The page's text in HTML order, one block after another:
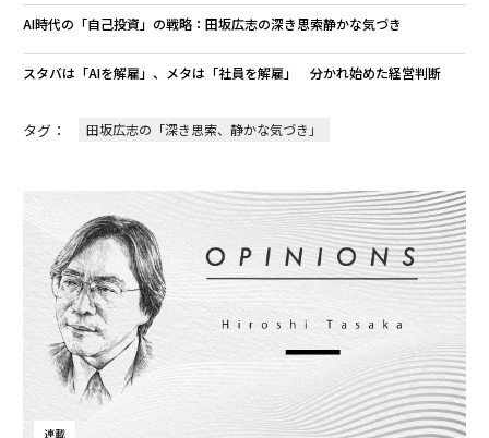
AI時代の「自己投資」の戦略：田坂広志の深き思索静かな気づき
スタバは「AIを解雇」、メタは「社員を解雇」 分かれ始めた経営判断
タグ： 田坂広志の「深き思索、静かな気づき」
連載